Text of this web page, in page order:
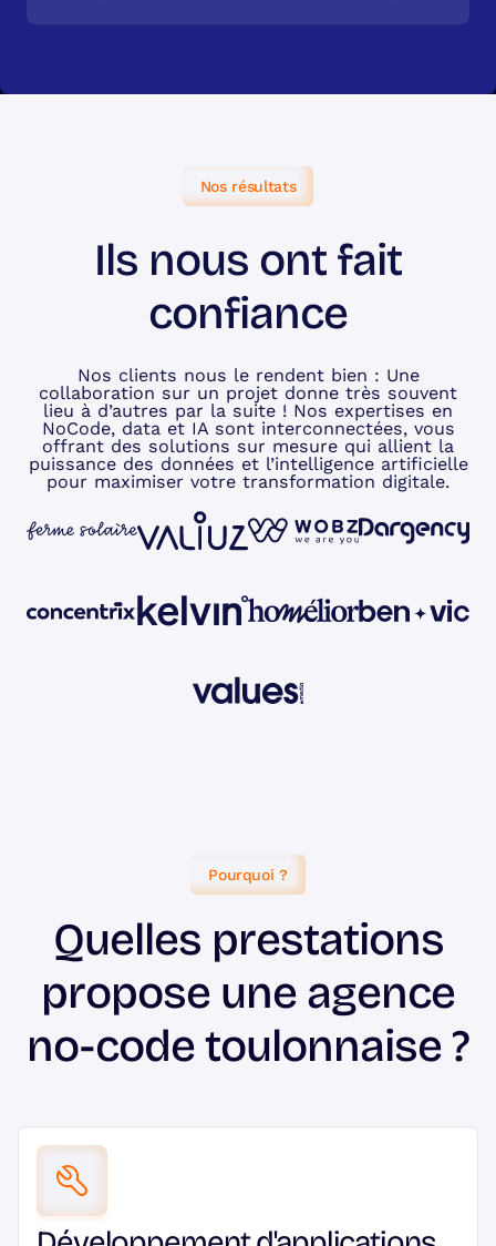
Nos résultats
Ils nous ont fait
confiance
Nos clients nous le rendent bien : Une
collaboration sur un projet donne très souvent
lieu à d’autres par la suite ! Nos expertises en
NoCode, data et IA sont interconnectées, vous
offrant des solutions sur mesure qui allient la
puissance des données et l’intelligence artificielle
pour maximiser votre transformation digitale.
Pourquoi ?
Quelles prestations
propose une agence
no-code toulonnaise ?